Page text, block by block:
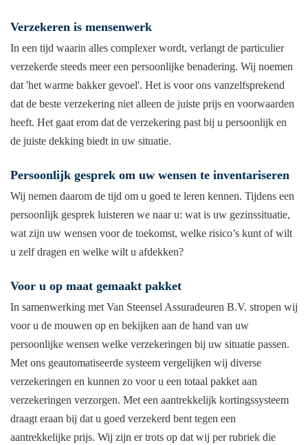
Verzekeren is mensenwerk
In een tijd waarin alles complexer wordt, verlangt de particulier
verzekerde steeds meer een persoonlijke benadering. Wij noemen
dat 'het warme bakker gevoel'. Het is voor ons vanzelfsprekend
dat de beste verzekering niet alleen de juiste prijs en voorwaarden
heeft. Het gaat erom dat de verzekering past bij u persoonlijk en
de juiste dekking biedt in uw situatie.
Persoonlijk gesprek om uw wensen te inventariseren
Wij nemen daarom de tijd om u goed te leren kennen. Tijdens een
persoonlijk gesprek luisteren we naar u: wat is uw gezinssituatie,
wat zijn uw wensen voor de toekomst, welke risico’s kunt of wilt
u zelf dragen en welke wilt u afdekken?
Voor u op maat gemaakt pakket
In samenwerking met Van Steensel Assuradeuren B.V. stropen wij
voor u de mouwen op en bekijken aan de hand van uw
persoonlijke wensen welke verzekeringen bij uw situatie passen.
Met ons geautomatiseerde systeem vergelijken wij diverse
verzekeringen en kunnen zo voor u een totaal pakket aan
verzekeringen verzorgen. Met een aantrekkelijk kortingssysteem
draagt eraan bij dat u goed verzekerd bent tegen een
aantrekkelijke prijs. Wij zijn er trots op dat wij per rubriek die